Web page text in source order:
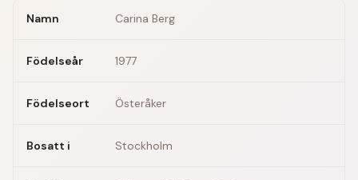
Namn Carina Berg
Födelseår 1977
Födelseort Österåker
Bosatt i Stockholm